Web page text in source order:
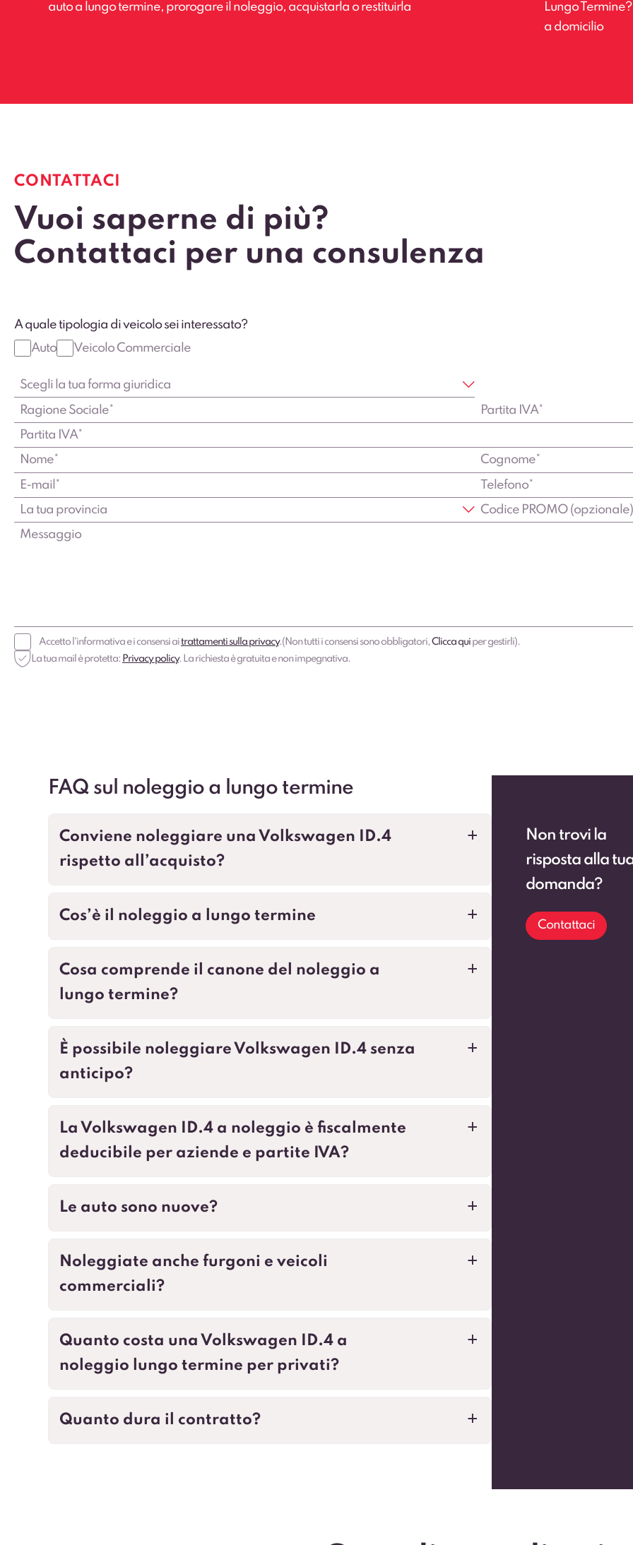
auto a lungo termine, prorogare il noleggio, acquistarla o restituirla
Lungo
a domicilio
CONTATTACI
Vuoi saperne di più?
Contattaci per una consulenza
A quale tipologia di veicolo sei interessato?
Auto
Veicolo Commerciale
Accetto l'informativa e i consensi aitrattamenti sulla privacy.(Non tutti i consensi sono obbligatori,Clicca qui per gestirli).
La tua mail è protetta: Privacy policy. La richiesta è gratuita e non impegnativa.
FAQ sul noleggio a lungo termine
a
Conviene noleggiare una Volkswagen ID.4
rispetto all’acquisto?
a
Cos’è il noleggio a lungo termine
a
Cosa comprende il canone del noleggio a
lungo termine?
a
È possibile noleggiare Volkswagen ID.4 senza
anticipo?
a
La Volkswagen ID.4 a noleggio è fiscalmente
deducibile per aziende e partite IVA?
a
Le auto sono nuove?
a
Noleggiate anche furgoni e veicoli
commerciali?
a
Quanto costa una Volkswagen ID.4 a
noleggio lungo termine per privati?
a
Quanto dura il contratto?
Non trovi la
risposta alla
domanda?
Contattaci